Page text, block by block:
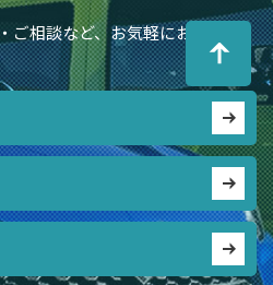
相談など、お気軽にお問合せ